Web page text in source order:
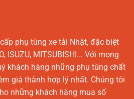
phụ tùng xe tải Nhật, đặc biệt
ISUZU, MITSUBISHI... Với mong
khách hàng những phụ tùng chất
giá thành hợp lý nhất. Chúng tôi
những khách hàng mua số